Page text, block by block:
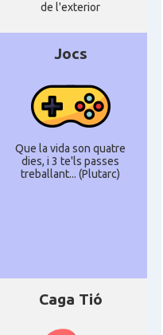
de l'exterior
Jocs
Que la vida son quatre
dies, i 3 te'ls passes
treballant... (Plutarc)
Caga Tió